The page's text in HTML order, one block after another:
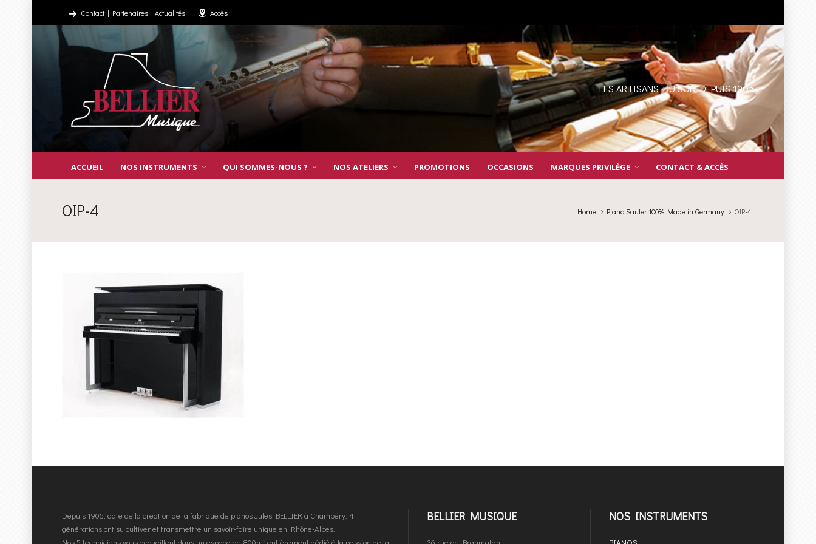
Contact| Partenaires | Actualités Accès
LES ARTISANS DU SON DEPUIS 1905
ACCUEIL NOS INSTRUMENTS QUI SOMMES-NOUS ? NOS ATELIERS PROMOTIONS OCCASIONS MARQUES PRIVILÈGE CONTACT & ACCÈS
OIP-4 Home Piano Sauter 100% Made in Germany OIP-4
Depuis 1905, date de la création de la fabrique de pianos Jules BELLIER à Chambéry, 4
générations ont su cultiver et transmettre un savoir-faire unique en Rhône-Alpes.
Nos 5 techniciens vous accueillent dans un espace de 800m² entièrement dédié à la passion de la
BELLIER MUSIQUE
36 rue de Branmafan
NOS INSTRUMENTS
PIANOS